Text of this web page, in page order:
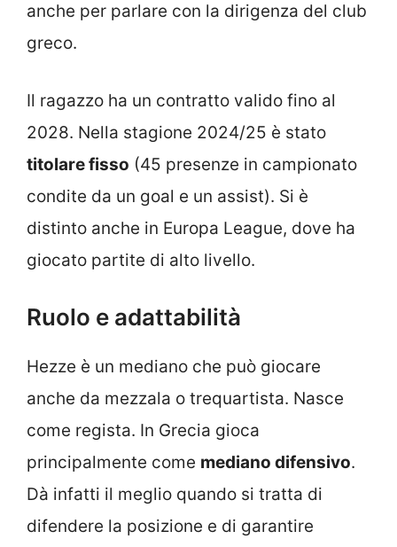
anche per parlare con la dirigenza del club
greco.
Il ragazzo ha un contratto valido fino al
2028. Nella stagione 2024/25 è stato
titolare fisso (45 presenze in campionato
condite da un goal e un assist). Si è
distinto anche in Europa League, dove ha
giocato partite di alto livello.
Ruolo e adattabilità
Hezze è un mediano che può giocare
anche da mezzala o trequartista. Nasce
come regista. In Grecia gioca
principalmente come mediano difensivo.
Dà infatti il meglio quando si tratta di
difendere la posizione e di garantire